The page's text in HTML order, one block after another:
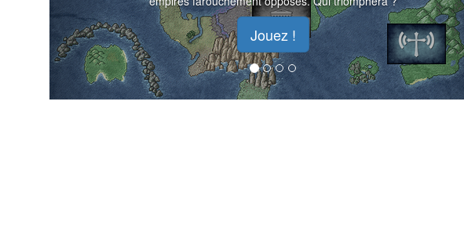
Jouez !